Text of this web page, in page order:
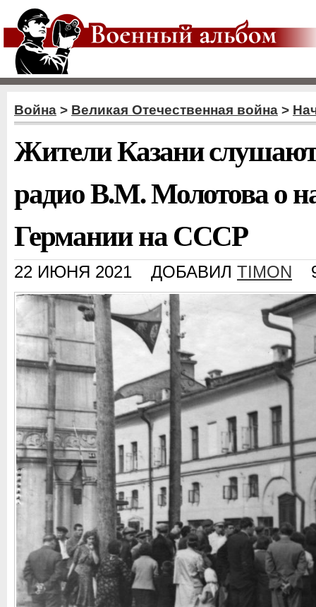
Война > Великая Отечественная война >
Жители Казани
радио В.М. Молотова о
Германии на СССР
22 ИЮНЯ 2021 ДОБАВИЛ TIMON